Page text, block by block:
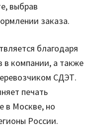
выбрав
заказа.
благодаря
в компании, а также
СДЭТ.
печать
в Москве, но
России.